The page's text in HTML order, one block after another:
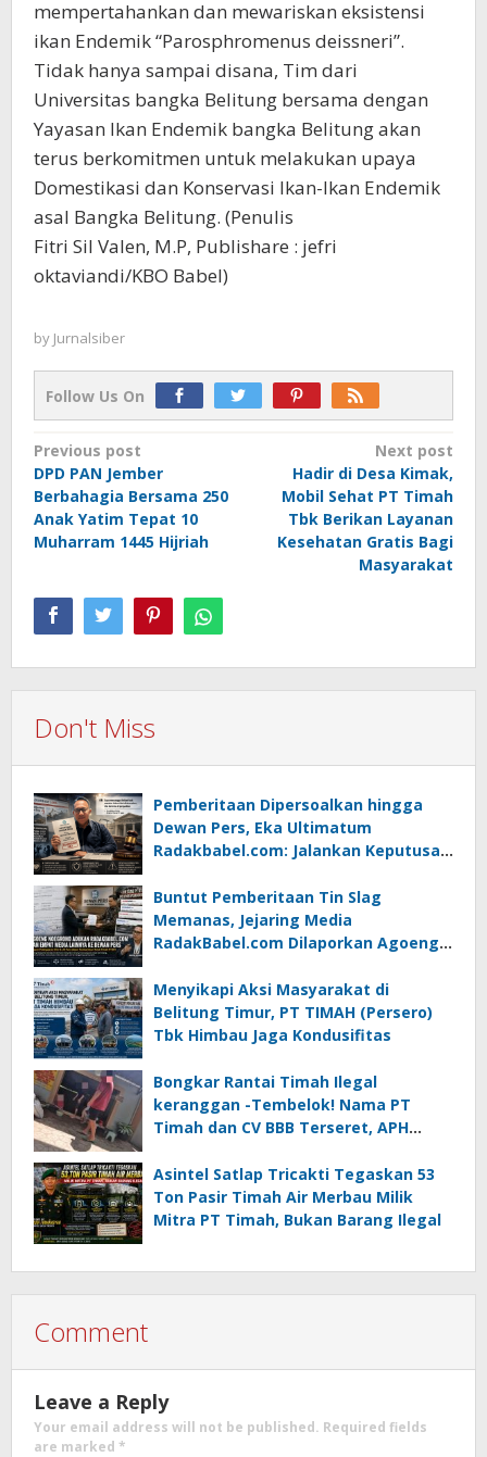
mempertahankan dan mewariskan eksistensi
ikan Endemik “Parosphromenus deissneri”.
Tidak hanya sampai disana, Tim dari
Universitas bangka Belitung bersama dengan
Yayasan Ikan Endemik bangka Belitung akan
terus berkomitmen untuk melakukan upaya
Domestikasi dan Konservasi Ikan-Ikan Endemik
asal Bangka Belitung. (Penulis
Fitri Sil Valen, M.P, Publishare : jefri
oktaviandi/KBO Babel)
by Jurnalsiber
Follow Us On
Post
navigation
Previous post
DPD PAN Jember
Berbahagia Bersama 250
Anak Yatim Tepat 10
Muharram 1445 Hijriah
Next post
Hadir di Desa Kimak,
Mobil Sehat PT Timah
Tbk Berikan Layanan
Kesehatan Gratis Bagi
Masyarakat
Don't Miss
Pemberitaan Dipersoalkan hingga
Dewan Pers, Eka Ultimatum
Radakbabel.com: Jalankan Keputusan
Buntut Pemberitaan Tin Slag
Memanas, Jejaring Media
RadakBabel.com Dilaporkan Agoeng
Menyikapi Aksi Masyarakat di
Belitung Timur, PT TIMAH (Persero)
Tbk Himbau Jaga Kondusifitas
Bongkar Rantai Timah Ilegal
keranggan -Tembelok! Nama PT
Timah dan CV BBB Terseret, APH
Asintel Satlap Tricakti Tegaskan 53
Ton Pasir Timah Air Merbau Milik
Mitra PT Timah, Bukan Barang Ilegal
Comment
Leave a Reply
Your email address will not be published. Required fields
are marked *